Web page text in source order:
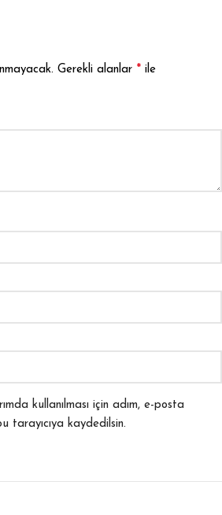
Gerekli alanlar * ile
kullanılması için adım, e-posta
tarayıcıya kaydedilsin.